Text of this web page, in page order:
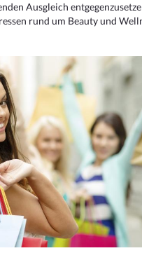
Ausgleich
rund um Beauty und